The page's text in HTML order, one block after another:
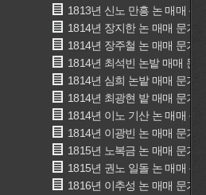
1813년 신노 만흥 논 매매 문
1814년 장지한 논 매매 문기(
1814년 장주철 논 매매 문기(
1814년 최석빈 논밭 매매 문
1814년 심희 논밭 매매 문기(
1814년 최광현 밭 매매 문기(
1814년 이노 기산 논 매매 문
1814년 이광빈 논 매매 문기(
1815년 노복금 논 매매 문기(
1815년 권노 일돌 논 매매 문
1816년 이추성 논 매매 문기(